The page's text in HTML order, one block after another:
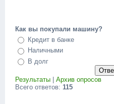
Как вы покупали машину?
Кредит в банке
Наличными
В долг
Результаты
Архив опросов
Всего ответов: 115